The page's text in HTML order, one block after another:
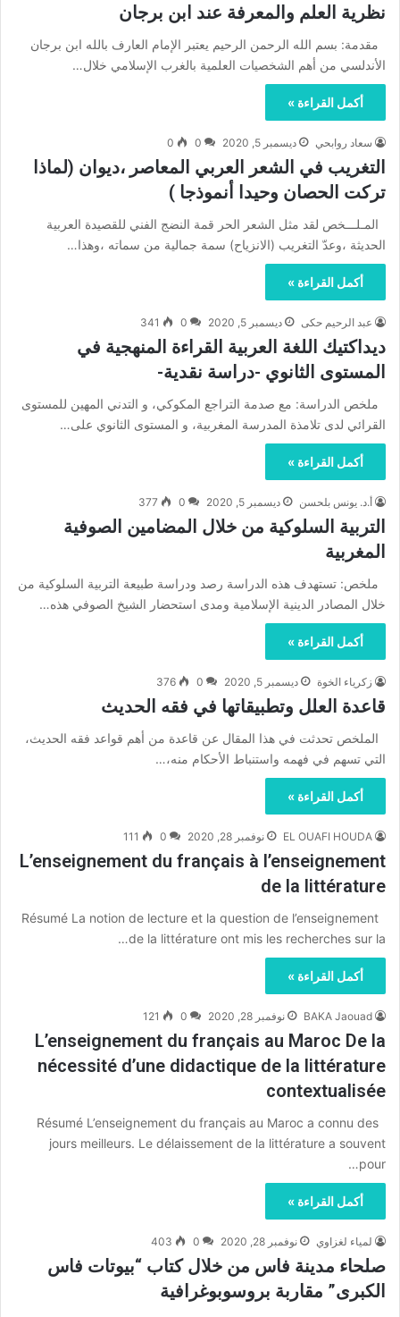
نظرية العلم والمعرفة عند ابن برجان
مقدمة: بسم الله الرحمن الرحيم يعتبر الإمام العارف بالله ابن برجان
الأندلسي من أهم الشخصيات العلمية بالغرب الإسلامي خلال…
أكمل القراءة »
سعاد روابحي ديسمبر 5, 2020 0
0
التغريب في الشعر العربي المعاصر ،ديوان (لماذا
تركت الحصان وحيدا أنموذجا )
المـلـــخص لقد مثل الشعر الحر قمة النضج الفني للقصيدة العربية
الحديثة ،وعدّ التغريب (الانزياح) سمة جمالية من سماته ،وهذا…
أكمل القراءة »
عبد الرحيم حكى ديسمبر 5, 2020 0
341
ديداكتيك اللغة العربية القراءة المنهجية في
المستوى الثانوي -دراسة نقدية-
ملخص الدراسة: مع صدمة التراجع المكوكي، و التدني المهين للمستوى
القرائي لدى تلامذة المدرسة المغربية، و المستوى الثانوي على…
أكمل القراءة »
أ.د. يونس بلحسن ديسمبر 5, 2020 0
377
التربية السلوكية من خلال المضامين الصوفية
المغربية
ملخص: تستهدف هذه الدراسة رصد ودراسة طبيعة التربية السلوكية من
خلال المصادر الدينية الإسلامية ومدى استحضار الشيخ الصوفي هذه…
أكمل القراءة »
زكرياء الخوة ديسمبر 5, 2020 0
376
قاعدة العلل وتطبيقاتها في فقه الحديث
الملخص تحدثت في هذا المقال عن قاعدة من أهم قواعد فقه الحديث،
التي تسهم في فهمه واستنباط الأحكام منه،…
أكمل القراءة »
EL OUAFI HOUDA نوفمبر 28, 2020 0
111
L’enseignement du français à l’enseignement
de la littérature
Résumé La notion de lecture et la question de l’enseignement
de la littérature ont mis les recherches sur la…
أكمل القراءة »
BAKA Jaouad نوفمبر 28, 2020 0
121
L’enseignement du français au Maroc De la
nécessité d’une didactique de la littérature
contextualisée
Résumé L’enseignement du français au Maroc a connu des
jours meilleurs. Le délaissement de la littérature a souvent
pour…
أكمل القراءة »
لمياء لغزاوي نوفمبر 28, 2020 0
403
صلحاء مدينة فاس من خلال كتاب “بيوتات فاس
الكبرى” مقاربة بروسوبوغرافية